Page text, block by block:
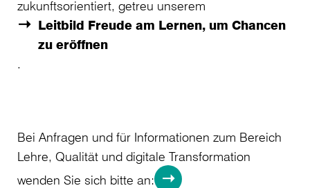
zukunftsorientiert, getreu unserem
Leitbild Freude am Lernen, um Chancen
zu eröffnen
.
Bei Anfragen und für Informationen zum Bereich
Lehre, Qualität und digitale Transformation
wenden Sie sich bitte an: